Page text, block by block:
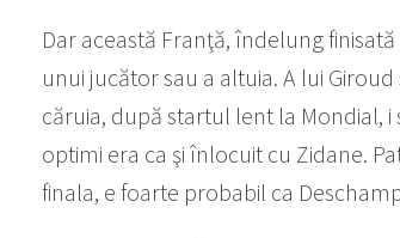
Dar această Franţă, îndelung
unui jucător sau a altuia. A lui
căruia, după startul lent la Mondial, i
optimi era ca şi înlocuit cu Zidane.
finala, e foarte probabil ca